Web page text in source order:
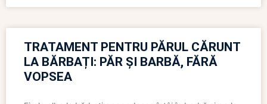
TRATAMENT PENTRU PĂRUL CĂRUNT
LA BĂRBAȚI: PĂR ȘI BARBĂ, FĂRĂ
VOPSEA